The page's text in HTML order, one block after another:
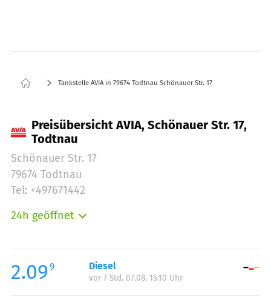
Tankstelle AVIA in 79674 Todtnau Schönauer Str. 17
Preisübersicht AVIA, Schönauer Str. 17,
Todtnau
Schönauer Str. 17
79674 Todtnau
Tel: +497671442
24h geöffnet
Mittwoch:
00:00-23:59
Donnerstag:
2.09 9 Diesel
vor 7 Std. 07.08. 15:10 Uhr